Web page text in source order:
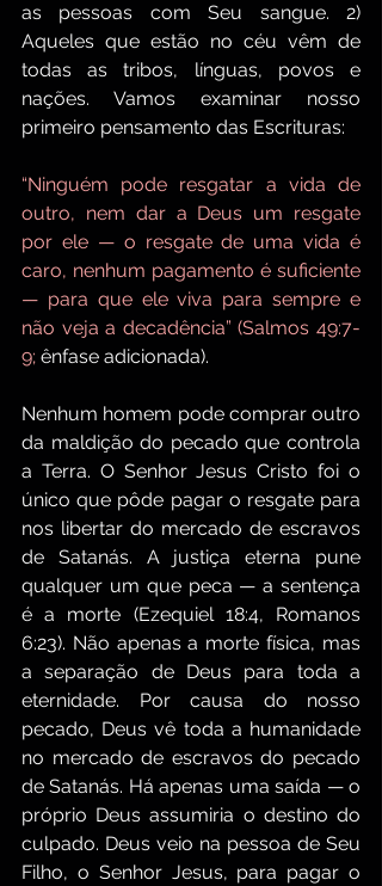
as pessoas com Seu sangue. 2)
Aqueles que estão no céu vêm de
todas as tribos, línguas, povos e
nações. Vamos examinar nosso
primeiro pensamento das Escrituras:
“Ninguém pode resgatar a vida de
outro, nem dar a Deus um resgate
por ele — o resgate de uma vida é
caro, nenhum pagamento é suficiente
— para que ele viva para sempre e
não veja a decadência” (Salmos 49:7-
9; ênfase adicionada).
Nenhum homem pode comprar outro
da maldição do pecado que controla
a Terra. O Senhor Jesus Cristo foi o
único que pôde pagar o resgate para
nos libertar do mercado de escravos
de Satanás. A justiça eterna pune
qualquer um que peca — a sentença
é a morte (Ezequiel 18:4, Romanos
6:23). Não apenas a morte física, mas
a separação de Deus para toda a
eternidade. Por causa do nosso
pecado, Deus vê toda a humanidade
no mercado de escravos do pecado
de Satanás. Há apenas uma saída — o
próprio Deus assumiria o destino do
culpado. Deus veio na pessoa de Seu
Filho, o Senhor Jesus, para pagar o